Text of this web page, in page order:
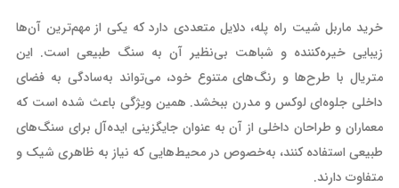
خرید ماربل شیت راه پله، دلایل متعددی دارد که یکی از مهم‌ترین آن‌ها
زیبایی خیره‌کننده و شباهت بی‌نظیر آن به سنگ طبیعی است. این
متریال با طرح‌ها و رنگ‌های متنوع خود، می‌تواند به‌سادگی به فضای
داخلی جلوه‌ای لوکس و مدرن ببخشد. همین ویژگی باعث شده است که
معماران و طراحان داخلی از آن به عنوان جایگزینی ایده‌آل برای سنگ‌های
طبیعی استفاده کنند، به‌خصوص در محیط‌هایی که نیاز به ظاهری شیک و
متفاوت دارند.